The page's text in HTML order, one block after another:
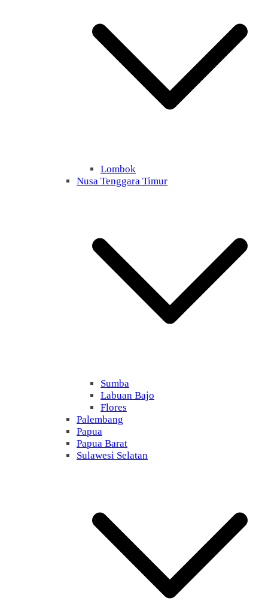
Lombok
Nusa Tenggara Timur
Sumba
Labuan Bajo
Flores
Palembang
Papua
Papua Barat
Sulawesi Selatan